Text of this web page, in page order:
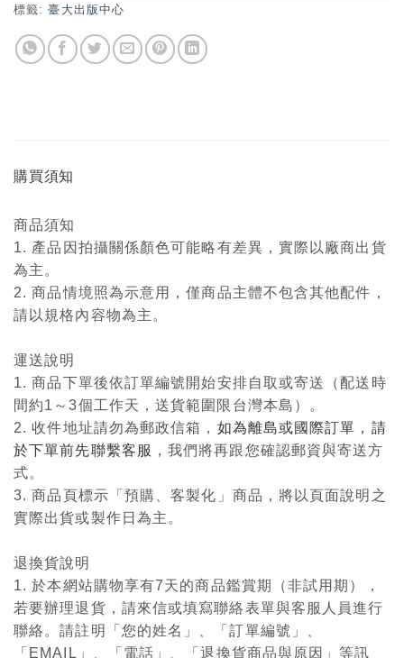
標籤:臺大出版中心
購買須知
商品須知
1. 產品因拍攝關係顏色可能略有差異，實際以廠商出貨
為主。
2. 商品情境照為示意用，僅商品主體不包含其他配件，
請以規格內容物為主。
運送說明
1. 商品下單後依訂單編號開始安排自取或寄送（配送時
間約1～3個工作天，送貨範圍限台灣本島）。
2. 收件地址請勿為郵政信箱， 如為離島或國際訂單，請
於下單前先聯繫客服 ，我們將再跟您確認郵資與寄送方
式。
3. 商品頁標示「預購、客製化」商品，將以頁面說明之
實際出貨或製作日為主。
退換貨說明
1. 於本網站購物享有7天的商品鑑賞期（非試用期），
若要辦理退貨，請來信或填寫聯絡表單與客服人員進行
聯絡。請註明「您的姓名」、「訂單編號」、
「EMAIL」、「電話」、「退換貨商品與原因」等訊